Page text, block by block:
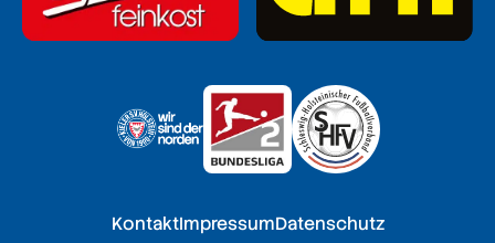
KontaktImpressumDatenschutz